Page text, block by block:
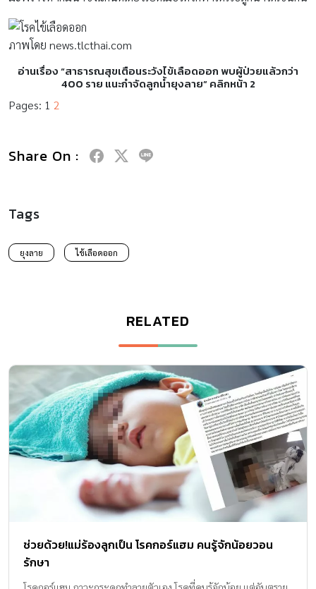
ภาพโดย news.tlcthai.com
อ่านเรื่อง “สาธารณสุขเตือนระวังไข้เลือดออก พบผู้ป่วยแล้วกว่า
400 ราย แนะกำจัดลูกน้ำยุงลาย” คลิกหน้า 2
Pages: 1 2
Share On :
Tags
ยุงลาย ไข้เลือดออก
RELATED
ช่วยด้วย!แม่ร้องลูกเป็น โรคกอร์แฮม คนรู้จักน้อยวอน
รักษา